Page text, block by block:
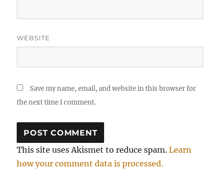
WEBSITE
Save my name, email, and website in this browser for
the next time I comment.
This site uses Akismet to reduce spam.Learn
how your comment data is processed.